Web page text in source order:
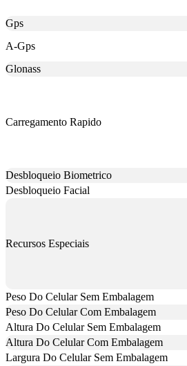
Gps
A-Gps
Glonass
Carregamento Rapido
Desbloqueio Biometrico
Desbloqueio Facial
Recursos Especiais
Peso Do Celular Sem Embalagem
Peso Do Celular Com Embalagem
Altura Do Celular Sem Embalagem
Altura Do Celular Com Embalagem
Largura Do Celular Sem Embalagem